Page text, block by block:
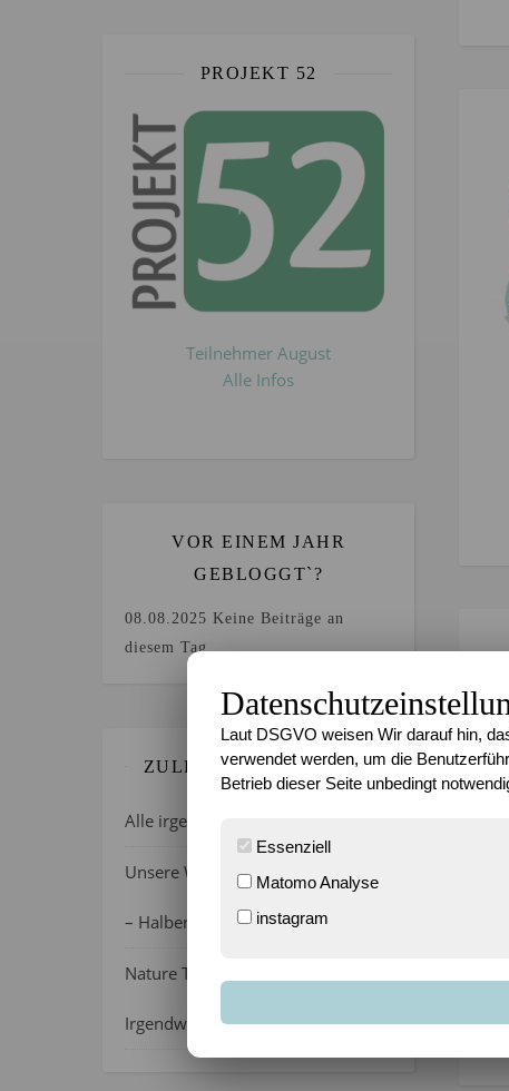
PROJEKT 52
Teilnehmer August
Alle Infos
VOR EINEM JAHR
GEBLOGGT`?
08.08.2025 Keine Beiträge an
diesem Tag.
ZULETZT GEBLOGGT…
Alle irgendwie verrückt, oder?
Unsere Wochenlieblinge 31/2026
– Halber Alltag ist zurück
Nature Thursday 21/2026 –
Irgendwie wie April, oder?
Laut DSGVO weisen Wir darauf hin,
verwendet werden, um die
Betrieb dieser Seite unbedingt
Essenziell
Matomo Analyse
instagram